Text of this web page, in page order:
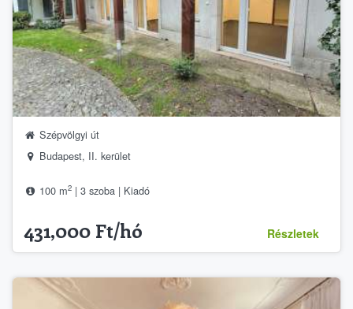
Szépvölgyi út
Budapest, II. kerület
100 m2 | 3 szoba | Kiadó
431,000 Ft/hó Részletek